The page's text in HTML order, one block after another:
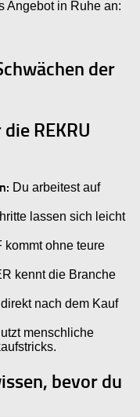
Angebot in Ruhe an:
der
REKRU
Du arbeitest auf
lassen sich leicht
kommt ohne teure
kennt die Branche
nach dem Kauf
menschliche
bevor du